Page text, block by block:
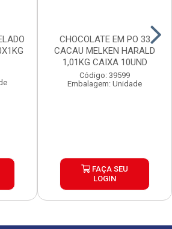
CHOCOLATE EM PO 33
CACAU MELKEN HARALD
1,01KG CAIXA 10UND
Código: 39599
Embalagem: Unidade
FAÇA SEU
LOGIN